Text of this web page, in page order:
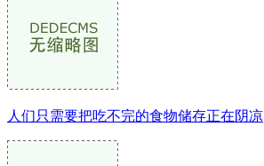
人们只需要把吃不完的食物储存正在阴凉